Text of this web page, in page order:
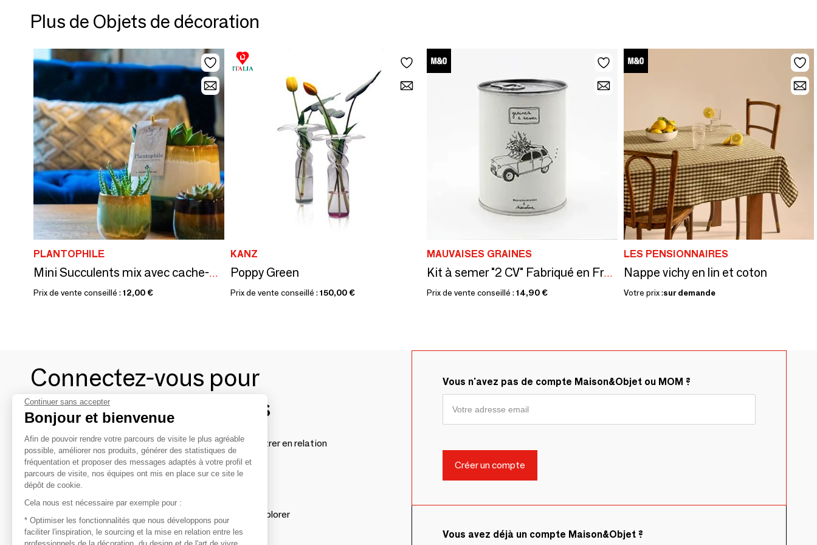
Plus de Objets de décoration
PLANTOPHILE
Mini Succulents mix avec cache-pot Seventies - assortiment 4 couleurs - small
Prix de vente conseillé : 12,00 €
KANZ
Poppy Green
Prix de vente conseillé : 150,00 €
MAUVAISES GRAINES
Kit à semer "2 CV" Fabriqué en France
Prix de vente conseillé : 14,90 €
LES PENSIONNAIRES
Nappe vichy en lin et coton
Votre prix :sur demande
Connectez-vous pour
contacter les marques
Afin de profiter au mieux de l'expérience MOM et de rentrer en relation
avec vos marques préférées, créez-vous un compte.
Découvrir
Les produits de milliers de fournisseurs à explorer
Vous n'avez pas de compte Maison&Objet ou MOM ?
Vous avez déjà un compte Maison&Objet ?
Continuer sans accepter
Bonjour et bienvenue
Afin de pouvoir rendre votre parcours de visite le plus agréable
possible, améliorer nos produits, générer des statistiques de
fréquentation et proposer des messages adaptés à votre profil et
parcours de visite, nos équipes ont mis en place sur ce site le
dépôt de cookie.
Cela nous est nécessaire par exemple pour :
* Optimiser les fonctionnalités que nous développons pour
faciliter l'inspiration, le sourcing et la mise en relation entre les
professionnels de la décoration, du design et de l'art de vivre